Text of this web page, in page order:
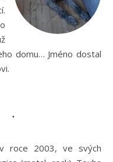
domu… Jméno dostal
roce 2003, ve svých